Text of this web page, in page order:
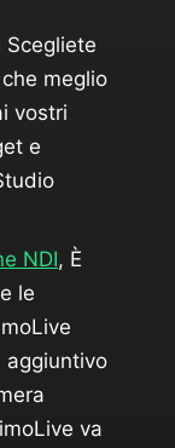
Scegliete
meglio
vostri
e
NDI, È
le
aggiuntivo
va